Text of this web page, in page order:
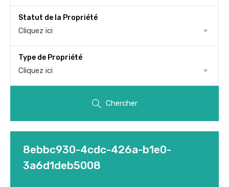
Statut de la Propriété
Cliquez ici
Type de Propriété
Cliquez ici
Chercher
8ebbc930-4cdc-426a-b1e0-
3a6d1deb5008